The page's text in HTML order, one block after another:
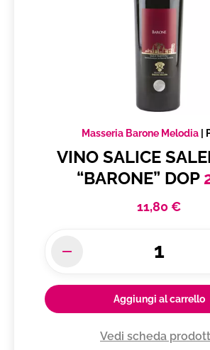
Masseria Barone Melodia
VINO SALICE
“BARONE” DOP
11,80 €
Aggiungi al carrello
Vedi scheda